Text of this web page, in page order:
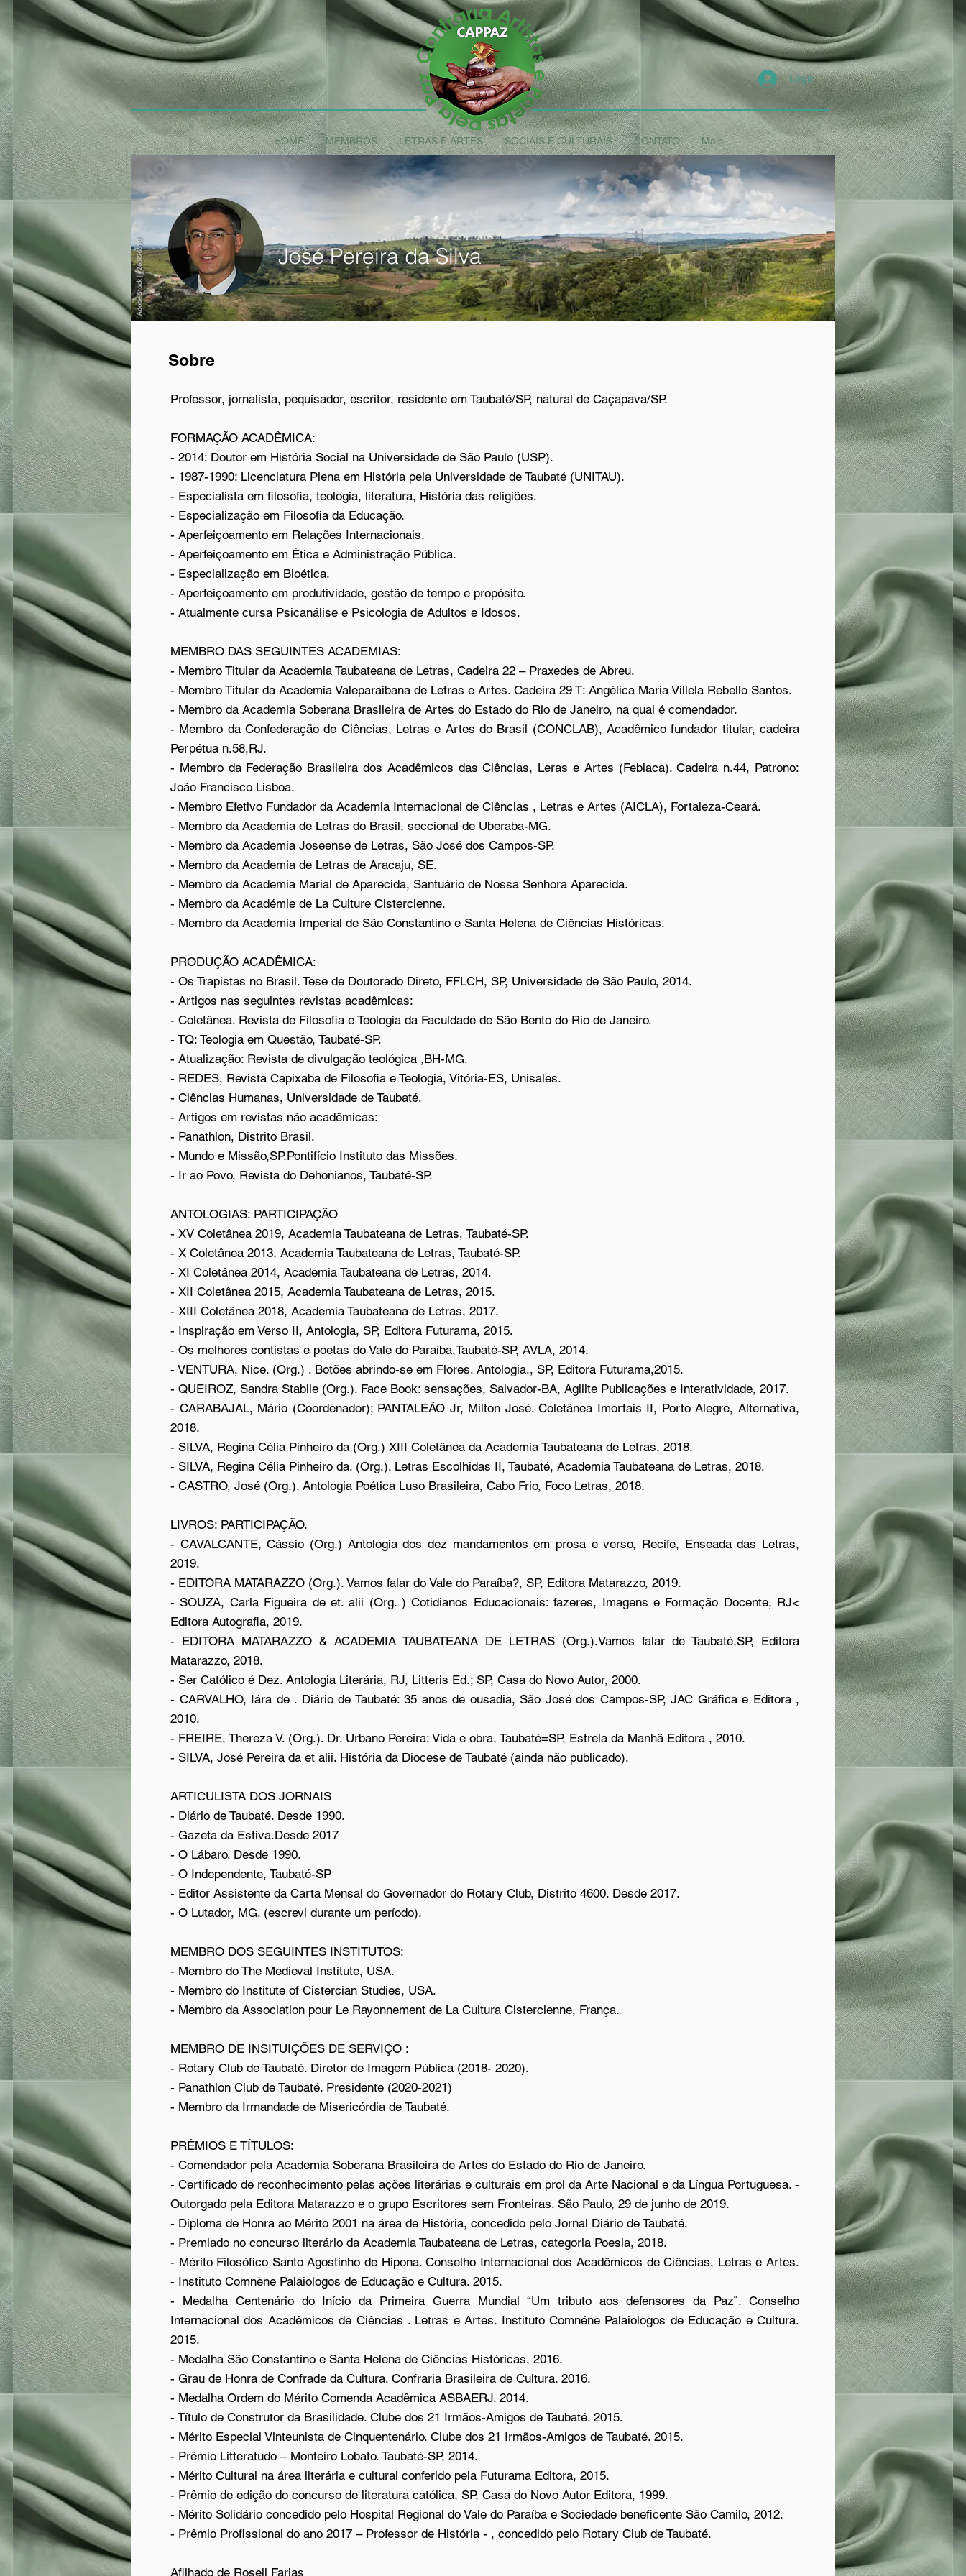
Login
HOME MEMBROS LETRAS E ARTES SOCIAIS E CULTURAIS CONTATO Mais
José Pereira da Silva
Sobre
Professor, jornalista, pequisador, escritor, residente em Taubaté/SP, natural de Caçapava/SP.
FORMAÇÃO ACADÊMICA:
- 2014: Doutor em História Social na Universidade de São Paulo (USP).
- 1987-1990: Licenciatura Plena em História pela Universidade de Taubaté (UNITAU).
- Especialista em filosofia, teologia, literatura, História das religiões.
- Especialização em Filosofia da Educação.
- Aperfeiçoamento em Relações Internacionais.
- Aperfeiçoamento em Ética e Administração Pública.
- Especialização em Bioética.
- Aperfeiçoamento em produtividade, gestão de tempo e propósito.
- Atualmente cursa Psicanálise e Psicologia de Adultos e Idosos.
MEMBRO DAS SEGUINTES ACADEMIAS:
- Membro Titular da Academia Taubateana de Letras, Cadeira 22 – Praxedes de Abreu.
- Membro Titular da Academia Valeparaibana de Letras e Artes. Cadeira 29 T: Angélica Maria Villela Rebello Santos.
- Membro da Academia Soberana Brasileira de Artes do Estado do Rio de Janeiro, na qual é comendador.
- Membro da Confederação de Ciências, Letras e Artes do Brasil (CONCLAB), Acadêmico fundador titular, cadeira
Perpétua n.58,RJ.
- Membro da Federação Brasileira dos Acadêmicos das Ciências, Leras e Artes (Feblaca). Cadeira n.44, Patrono:
João Francisco Lisboa.
- Membro Efetivo Fundador da Academia Internacional de Ciências , Letras e Artes (AICLA), Fortaleza-Ceará.
- Membro da Academia de Letras do Brasil, seccional de Uberaba-MG.
- Membro da Academia Joseense de Letras, São José dos Campos-SP.
- Membro da Academia de Letras de Aracaju, SE.
- Membro da Academia Marial de Aparecida, Santuário de Nossa Senhora Aparecida.
- Membro da Académie de La Culture Cistercienne.
- Membro da Academia Imperial de São Constantino e Santa Helena de Ciências Históricas.
PRODUÇÃO ACADÊMICA:
- Os Trapistas no Brasil. Tese de Doutorado Direto, FFLCH, SP, Universidade de São Paulo, 2014.
- Artigos nas seguintes revistas acadêmicas:
- Coletânea. Revista de Filosofia e Teologia da Faculdade de São Bento do Rio de Janeiro.
- TQ: Teologia em Questão, Taubaté-SP.
- Atualização: Revista de divulgação teológica ,BH-MG.
- REDES, Revista Capixaba de Filosofia e Teologia, Vitória-ES, Unisales.
- Ciências Humanas, Universidade de Taubaté.
- Artigos em revistas não acadêmicas:
- Panathlon, Distrito Brasil.
- Mundo e Missão,SP.Pontifício Instituto das Missões.
- Ir ao Povo, Revista do Dehonianos, Taubaté-SP.
ANTOLOGIAS: PARTICIPAÇÃO
- XV Coletânea 2019, Academia Taubateana de Letras, Taubaté-SP.
- X Coletânea 2013, Academia Taubateana de Letras, Taubaté-SP.
- XI Coletânea 2014, Academia Taubateana de Letras, 2014.
- XII Coletânea 2015, Academia Taubateana de Letras, 2015.
- XIII Coletânea 2018, Academia Taubateana de Letras, 2017.
- Inspiração em Verso II, Antologia, SP, Editora Futurama, 2015.
- Os melhores contistas e poetas do Vale do Paraíba,Taubaté-SP, AVLA, 2014.
- VENTURA, Nice. (Org.) . Botões abrindo-se em Flores. Antologia., SP, Editora Futurama,2015.
- QUEIROZ, Sandra Stabile (Org.). Face Book: sensações, Salvador-BA, Agilite Publicações e Interatividade, 2017.
- CARABAJAL, Mário (Coordenador); PANTALEÃO Jr, Milton José. Coletânea Imortais II, Porto Alegre, Alternativa,
2018.
- SILVA, Regina Célia Pinheiro da (Org.) XIII Coletânea da Academia Taubateana de Letras, 2018.
- SILVA, Regina Célia Pinheiro da. (Org.). Letras Escolhidas II, Taubaté, Academia Taubateana de Letras, 2018.
- CASTRO, José (Org.). Antologia Poética Luso Brasileira, Cabo Frio, Foco Letras, 2018.
LIVROS: PARTICIPAÇÃO.
- CAVALCANTE, Cássio (Org.) Antologia dos dez mandamentos em prosa e verso, Recife, Enseada das Letras,
2019.
- EDITORA MATARAZZO (Org.). Vamos falar do Vale do Paraíba?, SP, Editora Matarazzo, 2019.
- SOUZA, Carla Figueira de et. alii (Org. ) Cotidianos Educacionais: fazeres, Imagens e Formação Docente, RJ<
Editora Autografia, 2019.
- EDITORA MATARAZZO & ACADEMIA TAUBATEANA DE LETRAS (Org.).Vamos falar de Taubaté,SP, Editora
Matarazzo, 2018.
- Ser Católico é Dez. Antologia Literária, RJ, Litteris Ed.; SP, Casa do Novo Autor, 2000.
- CARVALHO, Iára de . Diário de Taubaté: 35 anos de ousadia, São José dos Campos-SP, JAC Gráfica e Editora ,
2010.
- FREIRE, Thereza V. (Org.). Dr. Urbano Pereira: Vida e obra, Taubaté=SP, Estrela da Manhã Editora , 2010.
- SILVA, José Pereira da et alii. História da Diocese de Taubaté (ainda não publicado).
ARTICULISTA DOS JORNAIS
- Diário de Taubaté. Desde 1990.
- Gazeta da Estiva.Desde 2017
- O Lábaro. Desde 1990.
- O Independente, Taubaté-SP
- Editor Assistente da Carta Mensal do Governador do Rotary Club, Distrito 4600. Desde 2017.
- O Lutador, MG. (escrevi durante um período).
MEMBRO DOS SEGUINTES INSTITUTOS:
- Membro do The Medieval Institute, USA.
- Membro do Institute of Cistercian Studies, USA.
- Membro da Association pour Le Rayonnement de La Cultura Cistercienne, França.
MEMBRO DE INSITUIÇÕES DE SERVIÇO :
- Rotary Club de Taubaté. Diretor de Imagem Pública (2018- 2020).
- Panathlon Club de Taubaté. Presidente (2020-2021)
- Membro da Irmandade de Misericórdia de Taubaté.
PRÊMIOS E TÍTULOS:
- Comendador pela Academia Soberana Brasileira de Artes do Estado do Rio de Janeiro.
- Certificado de reconhecimento pelas ações literárias e culturais em prol da Arte Nacional e da Língua Portuguesa. -
Outorgado pela Editora Matarazzo e o grupo Escritores sem Fronteiras. São Paulo, 29 de junho de 2019.
- Diploma de Honra ao Mérito 2001 na área de História, concedido pelo Jornal Diário de Taubaté.
- Premiado no concurso literário da Academia Taubateana de Letras, categoria Poesia, 2018.
- Mérito Filosófico Santo Agostinho de Hipona. Conselho Internacional dos Acadêmicos de Ciências, Letras e Artes.
- Instituto Comnène Palaiologos de Educação e Cultura. 2015.
- Medalha Centenário do Início da Primeira Guerra Mundial “Um tributo aos defensores da Paz”. Conselho
Internacional dos Acadêmicos de Ciências . Letras e Artes. Instituto Comnéne Palaiologos de Educação e Cultura.
2015.
- Medalha São Constantino e Santa Helena de Ciências Históricas, 2016.
- Grau de Honra de Confrade da Cultura. Confraria Brasileira de Cultura. 2016.
- Medalha Ordem do Mérito Comenda Acadêmica ASBAERJ. 2014.
- Título de Construtor da Brasilidade. Clube dos 21 Irmãos-Amigos de Taubaté. 2015.
- Mérito Especial Vinteunista de Cinquentenário. Clube dos 21 Irmãos-Amigos de Taubaté. 2015.
- Prêmio Litteratudo – Monteiro Lobato. Taubaté-SP, 2014.
- Mérito Cultural na área literária e cultural conferido pela Futurama Editora, 2015.
- Prêmio de edição do concurso de literatura católica, SP, Casa do Novo Autor Editora, 1999.
- Mérito Solidário concedido pelo Hospital Regional do Vale do Paraíba e Sociedade beneficente São Camilo, 2012.
- Prêmio Profissional do ano 2017 – Professor de História - , concedido pelo Rotary Club de Taubaté.
Afilhado de Roseli Farias